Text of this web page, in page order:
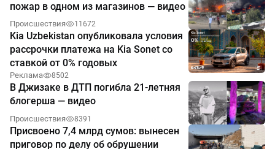
пожар в одном из магазинов — видео
Происшествия 11672
Kia Uzbekistan опубликовала условия
рассрочки платежа на Kia Sonet со
ставкой от 0% годовых
Реклама 8502
В Джизаке в ДТП погибла 21-летняя
блогерша — видео
Происшествия 8391
Присвоено 7,4 млрд сумов: вынесен
приговор по делу об обрушении